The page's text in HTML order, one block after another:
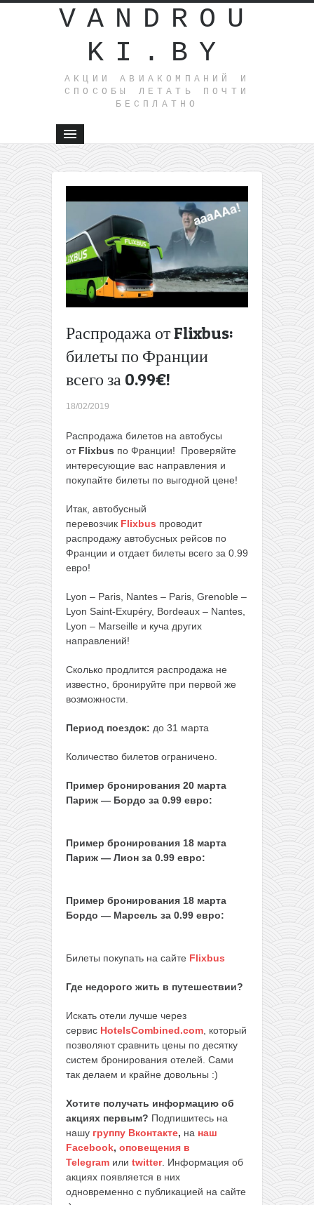
VANDROU
KI.BY
АКЦИИ АВИАКОМПАНИЙ И
СПОСОБЫ ЛЕТАТЬ ПОЧТИ
БЕСПЛАТНО
Распродажа от Flixbus:
билеты по Франции
всего за 0.99€!
18/02/2019
Распродажа билетов на автобусы
от Flixbus по Франции! Проверяйте
интересующие вас направления и
покупайте билеты по выгодной цене!
Итак, автобусный
перевозчик Flixbus проводит
распродажу автобусных рейсов по
Франции и отдает билеты всего за 0.99
евро!
Lyon – Paris, Nantes – Paris, Grenoble –
Lyon Saint-Exupéry, Bordeaux – Nantes,
Lyon – Marseille и куча других
направлений!
Cколько продлится распродажа не
известно, бронируйте при первой же
возможности.
Период поездок: до 31 марта
Количество билетов ограничено.
Пример бронирования 20 марта
Париж — Бордо за 0.99 евро:
Пример бронирования 18 марта
Париж — Лион за 0.99 евро:
Пример бронирования 18 марта
Бордо — Марсель за 0.99 евро:
Билеты покупать на сайте Flixbus
Где недорого жить в путешествии?
Искать отели лучше через
сервис HotelsCombined.com, который
позволяют сравнить цены по десятку
систем бронирования отелей. Сами
так делаем и крайне довольны :)
Хотите получать информацию об
акциях первым? Подпишитесь на
нашу группу Вконтакте, на наш
Facebook, оповещения в
Telegram или twitter. Информация об
акциях появляется в них
одновременно с публикацией на сайте
Ecolines:
поездки
Литвы в
Польшу
всего за
Готовое
перелеты из
Минска + 7
ночей в